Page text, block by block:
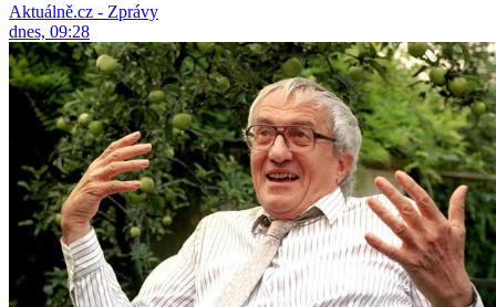
Aktuálně.cz - Zprávy
dnes, 09:28